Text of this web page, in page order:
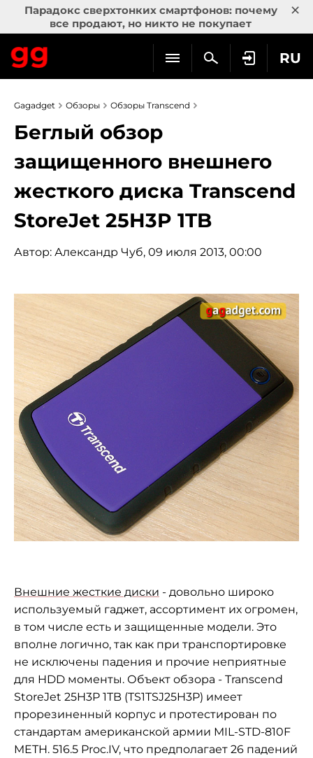
Парадокс сверхтонких смартфонов: почему
все продают, но никто не покупает
×
RU
Gagadget Обзоры Обзоры Transcend
Беглый обзор
защищенного внешнего
жесткого диска Transcend
StoreJet 25H3P 1TB
Автор: Александр Чуб, 09 июля 2013, 00:00
Внешние жесткие диски - довольно широко
используемый гаджет, ассортимент их огромен,
в том числе есть и защищенные модели. Это
вполне логично, так как при транспортировке
не исключены падения и прочие неприятные
для HDD моменты. Объект обзора - Transcend
StoreJet 25H3P 1TB (TS1TSJ25H3P) имеет
прорезиненный корпус и протестирован по
стандартам американской армии MIL-STD-810F
METH. 516.5 Proc.IV, что предполагает 26 падений